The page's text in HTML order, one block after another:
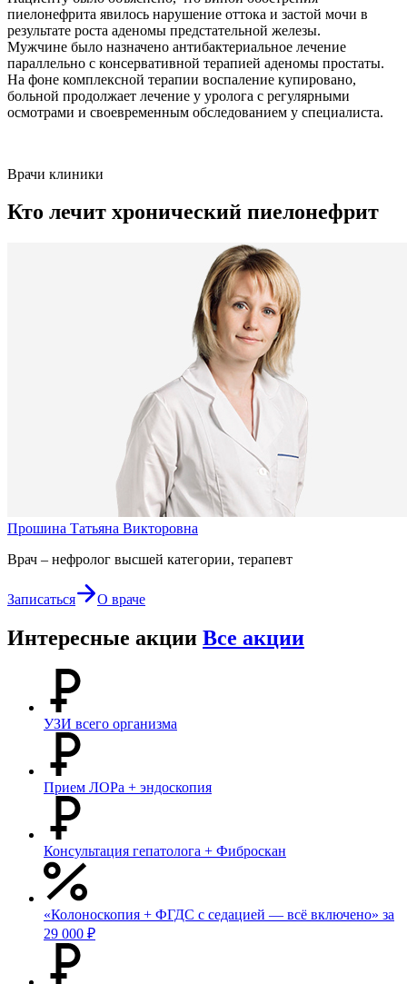
пиелонефрита явилось нарушение оттока и застой мочи в
результате роста аденомы предстательной железы.
Мужчине было назначено антибактериальное лечение
параллельно с консервативной терапией аденомы простаты.
На фоне комплексной терапии воспаление купировано,
больной продолжает лечение у уролога с регулярными
осмотрами и своевременным обследованием у специалиста.
Врачи клиники
Кто лечит хронический пиелонефрит
Прошина Татьяна Викторовна
Врач – нефролог высшей категории, терапевт
Записаться О враче
Интересные акции Все акции
УЗИ всего организма
Прием ЛОРа + эндоскопия
Консультация гепатолога + Фиброскан
«Колоноскопия + ФГДС с седацией — всё включено» за
29 000 ₽